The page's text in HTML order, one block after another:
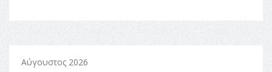
Αύγουστος 2026